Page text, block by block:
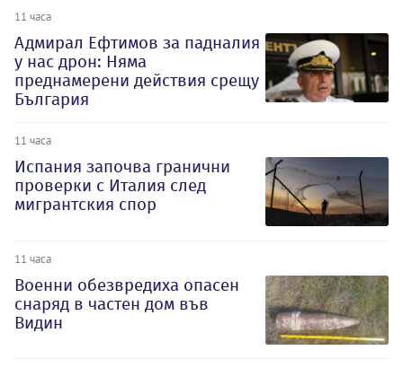
11 часа
Адмирал Ефтимов за падналия
у нас дрон: Няма
преднамерени действия срещу
България
11 часа
Испания започва гранични
проверки с Италия след
мигрантския спор
11 часа
Военни обезвредиха опасен
снаряд в частен дом във
Видин